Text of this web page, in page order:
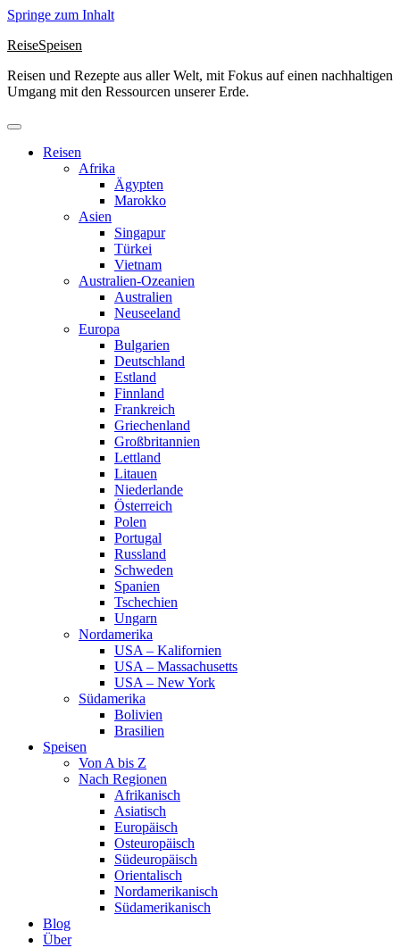
Springe zum Inhalt
ReiseSpeisen
Reisen und Rezepte aus aller Welt, mit Fokus auf einen nachhaltigen
Umgang mit den Ressourcen unserer Erde.
Reisen
Afrika
Ägypten
Marokko
Asien
Singapur
Türkei
Vietnam
Australien-Ozeanien
Australien
Neuseeland
Europa
Bulgarien
Deutschland
Estland
Finnland
Frankreich
Griechenland
Großbritannien
Lettland
Litauen
Niederlande
Österreich
Polen
Portugal
Russland
Schweden
Spanien
Tschechien
Ungarn
Nordamerika
USA – Kalifornien
USA – Massachusetts
USA – New York
Südamerika
Bolivien
Brasilien
Speisen
Von A bis Z
Nach Regionen
Afrikanisch
Asiatisch
Europäisch
Osteuropäisch
Südeuropäisch
Orientalisch
Nordamerikanisch
Südamerikanisch
Blog
Über